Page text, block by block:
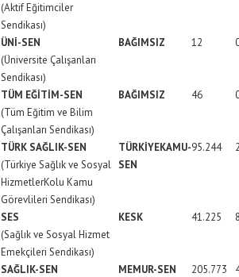
(Aktif Eğitimciler
Sendikası)
ÜNİ-SEN
BAĞIMSIZ 12
(Üniversite Çalışanları
Sendikası)
TÜM EĞİTİM-SEN
BAĞIMSIZ 46
(Tüm Eğitim ve Bilim
Çalışanları Sendikası)
TÜRK SAĞLIK-SEN
TÜRKİYEKAMU-
SEN
95.244
(Türkiye Sağlık ve Sosyal
HizmetlerKolu Kamu
Görevlileri Sendikası)
SES
KESK 41.225
(Sağlık ve Sosyal Hizmet
Emekçileri Sendikası)
SAĞLIK-SEN
MEMUR-SEN 205.773